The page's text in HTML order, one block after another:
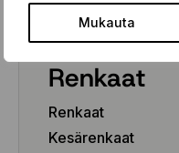
Mukauta
Renkaat
Renkaat
Kesärenkaat